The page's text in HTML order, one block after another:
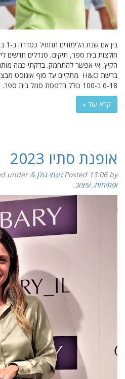
חולצות בית ספר, תיקים, סנדלים חדשים
הקיץ, אי אפשר להתחמק. בדקתי כמה
6-18 ב-100 כולל הדפסת סמל בית ספר. ניתן לרכוש…
קרא עוד »
אופנת סתיו 2023
Posted 13:06by נעמי גולן &
filed under
ופתיחות,עיצוב.